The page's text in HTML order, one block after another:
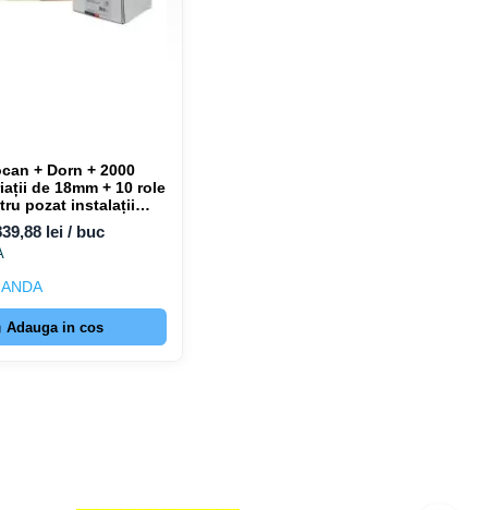
+ Dorn + 2000
de 18mm + 10 role
pozat instalații
8703102
lei / buc
Adauga in cos